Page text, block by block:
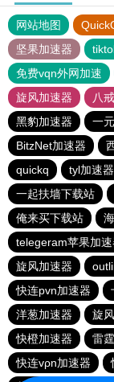
网站地图
坚果加速器
免费vqn外网加速
旋风加速器
八
黑豹加速器
一
BitzNet加速器
quickq
tyl加速
一起扶墙下载站
俺来买下载站
telegeram苹果加速
旋风加速器
快连pvn加速器
洋葱加速器
旋
快橙加速器
雷
快连vρn加速器